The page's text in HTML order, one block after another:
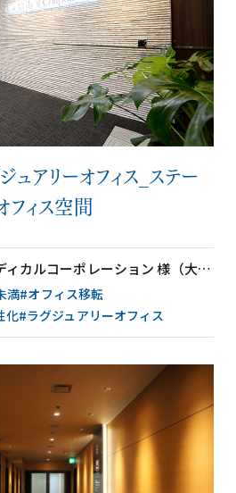
ュアリーオフィス_ステー
フィス空間
株式会社ジャスト・メディカルコーポレーション 様（大阪府）
満#オフィス移転
化#ラグジュアリーオフィス